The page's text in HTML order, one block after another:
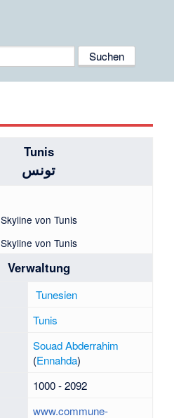
Tunis
تونس
Skyline von Tunis
Skyline von Tunis
Verwaltung
Tunesien
Tunis
Souad Abderrahim
(Ennahda)
1000 - 2092
www.commune-